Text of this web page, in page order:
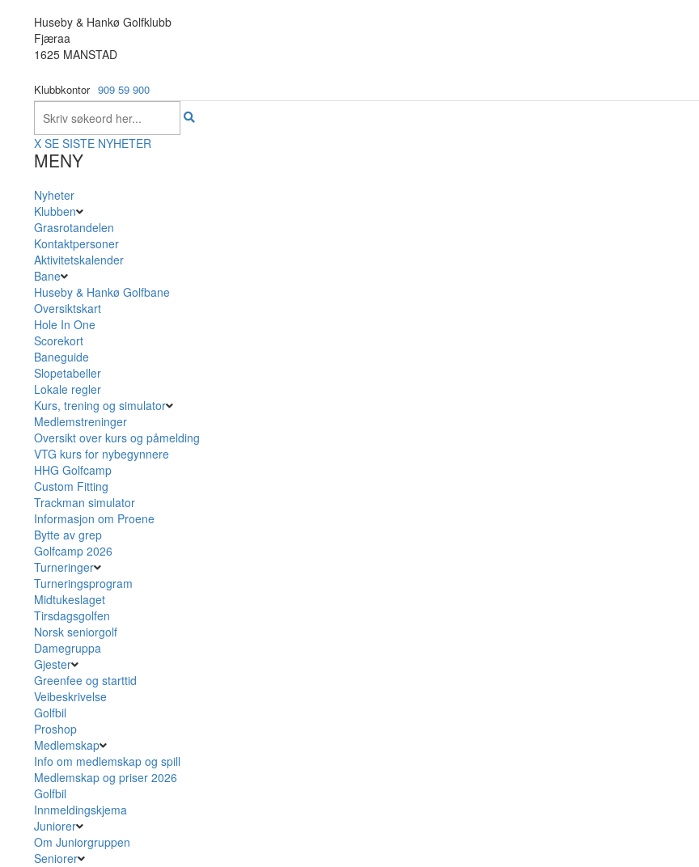
Huseby & Hankø Golfklubb
Fjæraa
1625 MANSTAD
Klubbkontor 909 59 900
X SE SISTE NYHETER
MENY
Nyheter
Klubben
Grasrotandelen
Kontaktpersoner
Aktivitetskalender
Bane
Huseby & Hankø Golfbane
Oversiktskart
Hole In One
Scorekort
Baneguide
Slopetabeller
Lokale regler
Kurs, trening og simulator
Medlemstreninger
Oversikt over kurs og påmelding
VTG kurs for nybegynnere
HHG Golfcamp
Custom Fitting
Trackman simulator
Informasjon om Proene
Bytte av grep
Golfcamp 2026
Turneringer
Turneringsprogram
Midtukeslaget
Tirsdagsgolfen
Norsk seniorgolf
Damegruppa
Gjester
Greenfee og starttid
Veibeskrivelse
Golfbil
Proshop
Medlemskap
Info om medlemskap og spill
Medlemskap og priser 2026
Golfbil
Innmeldingskjema
Juniorer
Om Juniorgruppen
Seniorer